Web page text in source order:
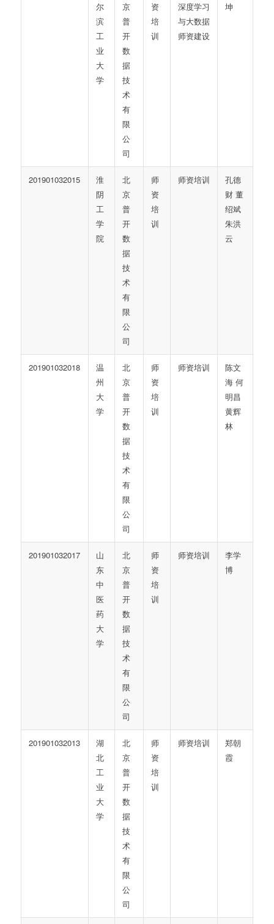
尔
滨
工
业
大
学
京
普
开
数
据
技
术
有
限
公
司
资
培
训
深度学习
与大数据
师资建设
坤
201901032015
淮
阴
工
学
院
北
京
普
开
数
据
技
术
有
限
公
司
师
资
培
训
师资培训
孔德
财 董
绍斌
朱洪
云
201901032018
温
州
大
学
北
京
普
开
数
据
技
术
有
限
公
司
师
资
培
训
师资培训
陈文
海 何
明昌
黄辉
林
201901032017
山
东
中
医
药
大
学
北
京
普
开
数
据
技
术
有
限
公
司
师
资
培
训
师资培训
李学
博
201901032013
湖
北
工
业
大
学
北
京
普
开
数
据
技
术
有
限
公
司
师
资
培
训
师资培训
郑朝
霞